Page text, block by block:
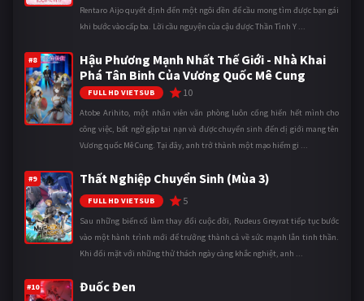
Rentaro Aijo quyết định đến một ngôi đền để cầu mong tìm được bạn gái
khi bước vào cấp ba. Lời cầu nguyện của cậu được Thần Tình Y ...
#8
Hậu Phương Mạnh Nhất Thế Giới - Nhà Khai
Phá Tân Binh Của Vương Quốc Mê Cung
FULL HD VIETSUB 10
Atobe Arihito, một nhân viên văn phòng luôn cống hiến hết mình cho
công việc, bất ngờ gặp tai nạn và được chuyển sinh đến dị giới mang tên
Vương quốc Mê Cung. Tại đây, anh trở thành một mạo hiểm gi ...
#9 Thất Nghiệp Chuyển Sinh (Mùa 3)
FULL HD VIETSUB 5
Sau những biến cố làm thay đổi cuộc đời, Rudeus Greyrat tiếp tục bước
vào một hành trình mới để trưởng thành cả về sức mạnh lẫn tinh thần.
Khi đối mặt với những thử thách ngày càng khắc nghiệt, anh ...
#10 Đuốc Đen